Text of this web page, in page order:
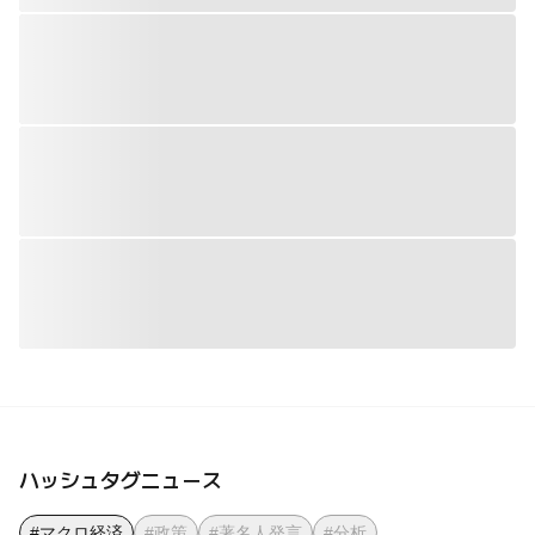
ハッシュタグニュース